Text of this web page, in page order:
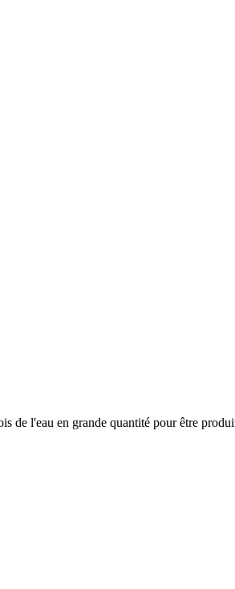
de l'eau en grande quantité pour être